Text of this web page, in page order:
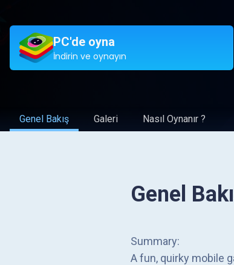
PC'de oyna
İndirin ve oynayın
Genel Bakış Galeri Nasıl Oynanır ?
Genel
Summary:
A fun, quirky mobile